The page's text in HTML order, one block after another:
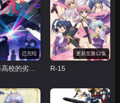
已完结
魔法科高校的劣等生 来访者篇
更新至第12集
R-15